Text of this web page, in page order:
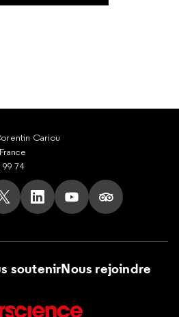
Cariou
99 74
Facebook
nous sur Tik Tok
Suivez nous sur X
Suivez nous sur LinkedIn
Suivez nous sur
Suivez nous
soutenirNous rejoindre